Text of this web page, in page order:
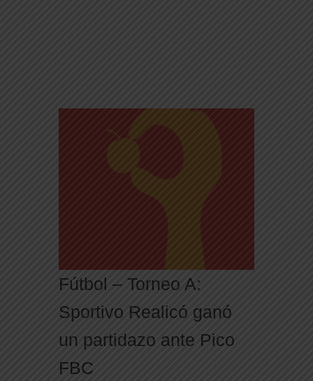
Fútbol – Torneo A:
Sportivo Realicó ganó
un partidazo ante Pico
FBC